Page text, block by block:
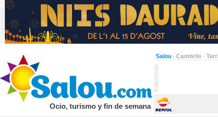
Salou · Cambrils ·
Ocio, turismo y fin de semana